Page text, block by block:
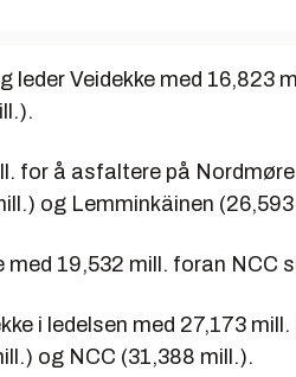
leder Veidekke med 16,823
for å asfaltere på
og Lemminkäinen
med 19,532 mill. foran NCC
i ledelsen med 27,173
og NCC (31,388 mill.).